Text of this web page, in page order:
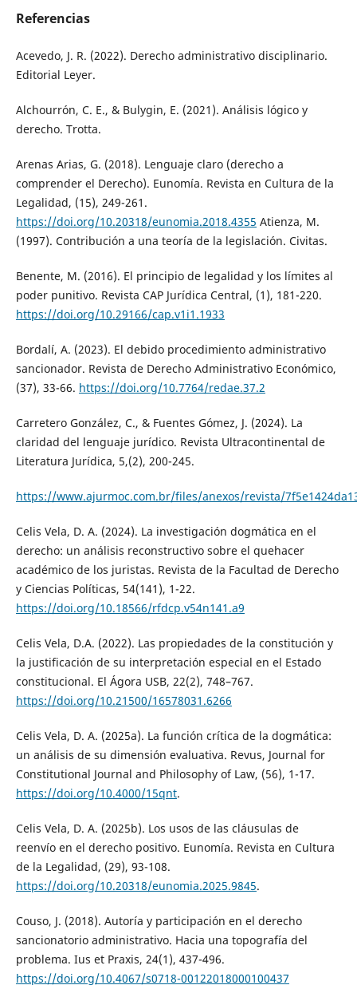
Referencias
Acevedo, J. R. (2022). Derecho administrativo disciplinario.
Editorial Leyer.
Alchourrón, C. E., & Bulygin, E. (2021). Análisis lógico y
derecho. Trotta.
Arenas Arias, G. (2018). Lenguaje claro (derecho a
comprender el Derecho). Eunomía. Revista en Cultura de la
Legalidad, (15), 249-261.
https://doi.org/10.20318/eunomia.2018.4355 Atienza, M.
(1997). Contribución a una teoría de la legislación. Civitas.
Benente, M. (2016). El principio de legalidad y los límites al
poder punitivo. Revista CAP Jurídica Central, (1), 181-220.
https://doi.org/10.29166/cap.v1i1.1933
Bordalí, A. (2023). El debido procedimiento administrativo
sancionador. Revista de Derecho Administrativo Económico,
(37), 33-66. https://doi.org/10.7764/redae.37.2
Carretero González, C., & Fuentes Gómez, J. (2024). La
claridad del lenguaje jurídico. Revista Ultracontinental de
Literatura Jurídica, 5,(2), 200-245.
https://www.ajurmoc.com.br/files/anexos/revista/
Celis Vela, D. A. (2024). La investigación dogmática en el
derecho: un análisis reconstructivo sobre el quehacer
académico de los juristas. Revista de la Facultad de Derecho
y Ciencias Políticas, 54(141), 1-22.
https://doi.org/10.18566/rfdcp.v54n141.a9
Celis Vela, D.A. (2022). Las propiedades de la constitución y
la justificación de su interpretación especial en el Estado
constitucional. El Ágora USB, 22(2), 748–767.
https://doi.org/10.21500/16578031.6266
Celis Vela, D. A. (2025a). La función crítica de la dogmática:
un análisis de su dimensión evaluativa. Revus, Journal for
Constitutional Journal and Philosophy of Law, (56), 1-17.
https://doi.org/10.4000/15qnt.
Celis Vela, D. A. (2025b). Los usos de las cláusulas de
reenvío en el derecho positivo. Eunomía. Revista en Cultura
de la Legalidad, (29), 93-108.
https://doi.org/10.20318/eunomia.2025.9845.
Couso, J. (2018). Autoría y participación en el derecho
sancionatorio administrativo. Hacia una topografía del
problema. Ius et Praxis, 24(1), 437-496.
https://doi.org/10.4067/s0718-00122018000100437